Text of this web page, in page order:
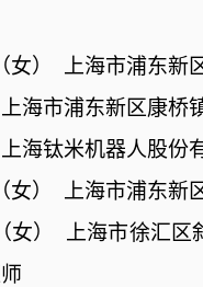
女）
上海市浦东新
上海市浦东新区康
上海钛米机器人股份
女）
上海市浦东新
女）
上海市徐汇